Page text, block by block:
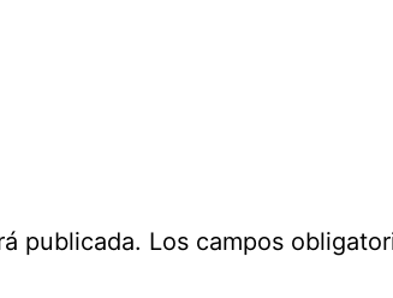
publicada. Los campos